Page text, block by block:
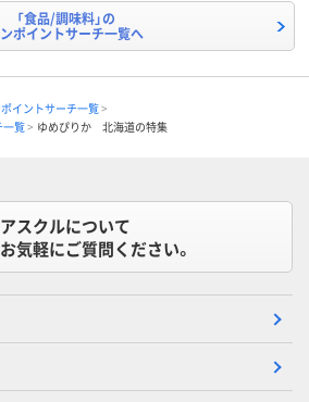
「食品/調味料」の
ポイントサーチ一覧へ
イントサーチ一覧
一覧
ゆめぴりか 北海道の特集
アスクルについて
お気軽にご質問ください。